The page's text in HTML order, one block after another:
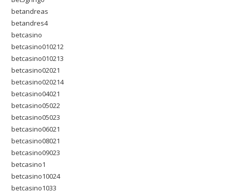
betandreas
betandres4
betcasino
betcasino010212
betcasino010213
betcasino02021
betcasino020214
betcasino04021
betcasino05022
betcasino05023
betcasino06021
betcasino08021
betcasino09023
betcasino1
betcasino10024
betcasino1033